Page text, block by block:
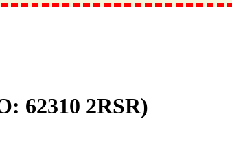
Балашиха, Фряново, Монино,
СПЗ-4, NECTECH, KG, LQY, DPI, BSN,
62310 2RSR)